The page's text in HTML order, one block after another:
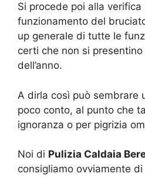
Si procede poi alla
funzionamento del
up generale di tutte le
certi che non si
dell’anno.
A dirla così può sembrare
poco conto, al punto che
ignoranza o per pigrizia
Noi di Pulizia Caldaia
consigliamo ovviamente